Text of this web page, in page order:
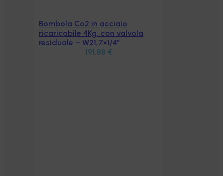
Aggiungi al carrello
Bombola Co2 in acciaio
ricaricabile 4Kg. con valvola
residuale – W21,7×1/4″
191,88 €